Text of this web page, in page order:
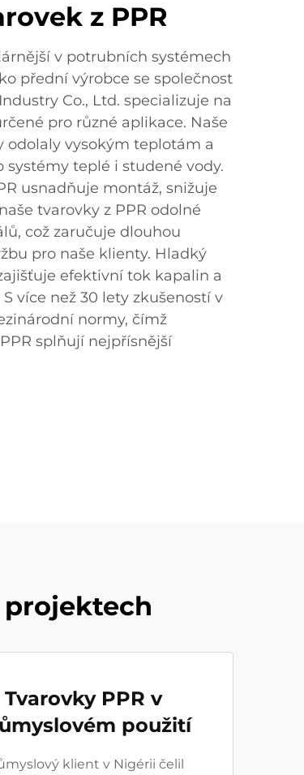
z PPR
v potrubních systémech
přední výrobce se společnost
Co., Ltd. specializuje na
pro různé aplikace. Naše
odolaly vysokým teplotám a
teplé i studené vody.
usnadňuje montáž, snižuje
tvarovky z PPR odolné
což zaručuje dlouhou
pro naše klienty. Hladký
efektivní tok kapalin a
více než 30 lety zkušeností v
normy, čímž
splňují nejpřísnější
projektech
Tvarovky PPR v
použití
klient v Nigérii čelil